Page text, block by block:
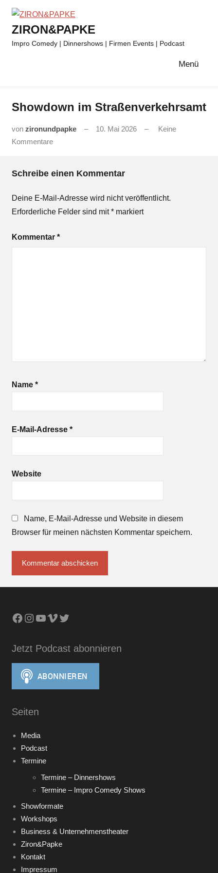
Zum
springen
ZIRON&PAPKE
Impro Comedy | Dinnershows | Firmen Events | Podcast
Menü
Showdown im Straßenverkehrsamt
von zironundpapke 10. Mai 2026
Keine
Kommentare
Schreibe einen Kommentar
Deine E-Mail-Adresse wird nicht veröffentlicht.
Erforderliche Felder sind mit* markiert
Kommentar *
Name *
E-Mail-Adresse *
Website
Name, E-Mail-Adresse und Website in diesem
Browser für meinen nächsten Kommentar speichern.
Facebook
Instagram
YouTube
VimeoTwitter
Jetzt Podcast abonnieren
Seiten
Media
Podcast
Termine
Termine – Dinnershows
Termine – Impro Comedy Shows
Showformate
Workshops
Business & Unternehmenstheater
Ziron&Papke
Kontakt
Impressum